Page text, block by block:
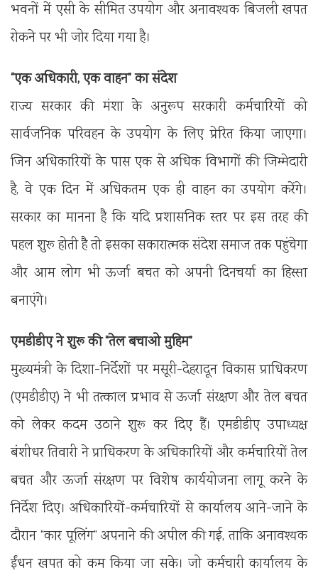
भवनों में एसी के सीमित उपयोग और अनावश्यक बिजली खपत
रोकने पर भी जोर दिया गया है।
“एक अधिकारी, एक वाहन” का संदेश
राज्य सरकार की मंशा के अनुरूप सरकारी कर्मचारियों को
सार्वजनिक परिवहन के उपयोग के लिए प्रेरित किया जाएगा।
जिन अधिकारियों के पास एक से अधिक विभागों की जिम्मेदारी
है, वे एक दिन में अधिकतम एक ही वाहन का उपयोग करेंगे।
सरकार का मानना है कि यदि प्रशासनिक स्तर पर इस तरह की
पहल शुरू होती है तो इसका सकारात्मक संदेश समाज तक पहुंचेगा
और आम लोग भी ऊर्जा बचत को अपनी दिनचर्या का हिस्सा
बनाएंगे।
एमडीडीए ने शुरू की “तेल बचाओ मुहिम”
मुख्यमंत्री के दिशा-निर्देशों पर मसूरी-देहरादून विकास प्राधिकरण
(एमडीडीए) ने भी तत्काल प्रभाव से ऊर्जा संरक्षण और तेल बचत
को लेकर कदम उठाने शुरू कर दिए हैं। एमडीडीए उपाध्यक्ष
बंशीधर तिवारी ने प्राधिकरण के अधिकारियों और कर्मचारियों तेल
बचत और ऊर्जा संरक्षण पर विशेष कार्ययोजना लागू करने के
निर्देश दिए। अधिकारियों-कर्मचारियों से कार्यालय आने-जाने के
दौरान “कार पूलिंग” अपनाने की अपील की गई, ताकि अनावश्यक
ईंधन खपत को कम किया जा सके। जो कर्मचारी कार्यालय के